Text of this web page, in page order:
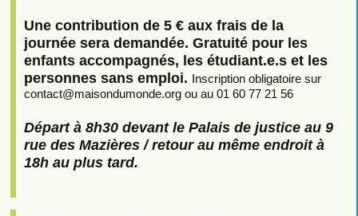
Une contribution de 5 € aux frais de la
journée sera demandée. Gratuité pour les
enfants accompagnés, les étudiant.e.s et les
personnes sans emploi. Inscription obligatoire sur
contact@maisondumonde.org ou au 01 60 77 21 56
Départ à 8h30 devant le Palais de justice au 9
rue des Mazières / retour au même endroit à
18h au plus tard.